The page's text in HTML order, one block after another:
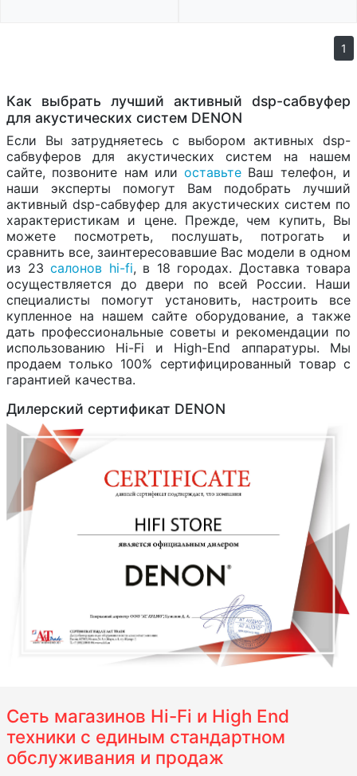
1
Как выбрать лучший активный dsp-сабвуфер
для акустических систем DENON
Если Вы затрудняетесь с выбором активных dsp-
сабвуферов для акустических систем на нашем
сайте, позвоните нам илиоставьте Ваш телефон, и
наши эксперты помогут Вам подобрать лучший
активный dsp-сабвуфер для акустических систем по
характеристикам и цене. Прежде, чем купить, Вы
можете посмотреть, послушать, потрогать и
сравнить все, заинтересовавшие Вас модели в одном
из 23 салонов hi-fi, в 18 городах. Доставка товара
осуществляется до двери по всей России. Наши
специалисты помогут установить, настроить все
купленное на нашем сайте оборудование, а также
дать профессиональные советы и рекомендации по
использованию Hi-Fi и High-End аппаратуры. Мы
продаем только 100% сертифицированный товар с
гарантией качества.
Дилерский сертификат DENON
Сеть магазинов Hi-Fi и High End
техники с единым стандартном
обслуживания и продаж